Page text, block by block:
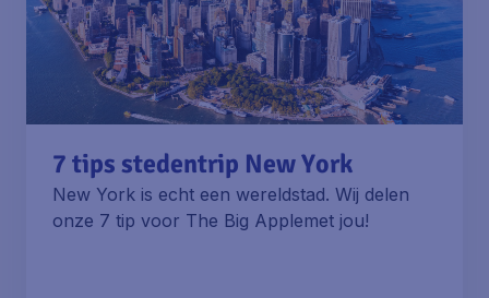
7 tips stedentrip New York
New York is echt een wereldstad. Wij delen
onze 7 tip voor The Big Applemet jou!